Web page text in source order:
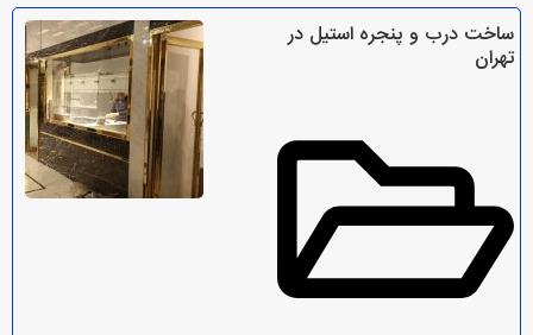
ساخت درب و پنجره استیل در
تهران